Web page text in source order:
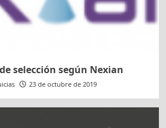
selección según Nexian
23 de octubre de 2019